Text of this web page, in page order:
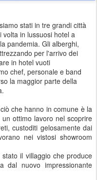
stati in tre grandi città
volta in lussuosi hotel a
pandemia. Gli alberghi,
per l'arrivo dei
in hotel vuoti
chef, personale e band
la maggior parte della
che hanno in comune è la
ottimo lavoro nel scoprire
custoditi gelosamente dai
nei vistosi showroom
il villaggio che produce
nuovo impressionante